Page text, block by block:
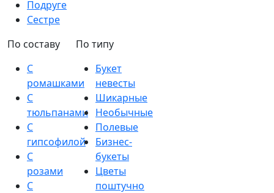
Подруге
Сестре
По составу
С
ромашками
С
тюльпанами
С
гипсофилой
С
розами
С
По типу
Букет
невесты
Шикарные
Необычные
Полевые
Бизнес-
букеты
Цветы
поштучно